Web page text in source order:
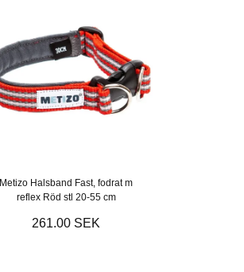
Metizo Halsband Fast, fodrat m
reflex Röd stl 20-55 cm
261.00 SEK